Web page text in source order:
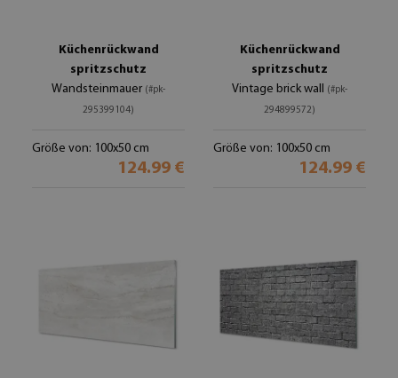
Küchenrückwand
spritzschutz
Wandsteinmauer (#pk-
295399104)
Größe von: 100x50 cm
124.99 €
Küchenrückwand
spritzschutz
Vintage brick wall (#pk-
294899572)
Größe von: 100x50 cm
124.99 €